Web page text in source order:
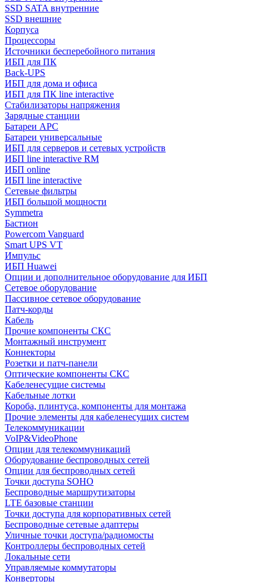
SSD SATA внутренние
SSD внешние
Корпуса
Процессоры
Источники бесперебойного питания
ИБП для ПК
Back-UPS
ИБП для дома и офиса
ИБП для ПК linе interactive
Стабилизаторы напряжения
Зарядные станции
Батареи APC
Батареи универсальные
ИБП для серверов и сетевых устройств
ИБП line interactive RM
ИБП online
ИБП linе interactive
Сетевые фильтры
ИБП большой мощности
Symmetra
Бастион
Powercom Vanguard
Smart UPS VT
Импульс
ИБП Huawei
Опции и дополнительное оборудование для ИБП
Сетевое оборудование
Пассивное сетевое оборудование
Патч-корды
Кабель
Прочие компоненты СКС
Монтажный инструмент
Коннекторы
Розетки и патч-панели
Оптические компоненты СКС
Кабеленесущие системы
Кабельные лотки
Короба, плинтуса, компоненты для монтажа
Прочие элементы для кабеленесущих систем
Телекоммуникации
VoIP&VideoPhone
Опции для телекоммуникаций
Оборудование беспроводных сетей
Опции для беспроводных сетей
Точки доступа SOHO
Беспроводные маршрутизаторы
LTE базовые станции
Точки доступа для корпоративных сетей
Беспроводные сетевые адаптеры
Уличные точки доступа/радиомосты
Контроллеры беспроводных сетей
Локальные сети
Управляемые коммутаторы
Конверторы